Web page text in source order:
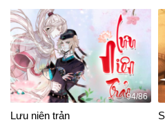
94/86
Lưu niên trản